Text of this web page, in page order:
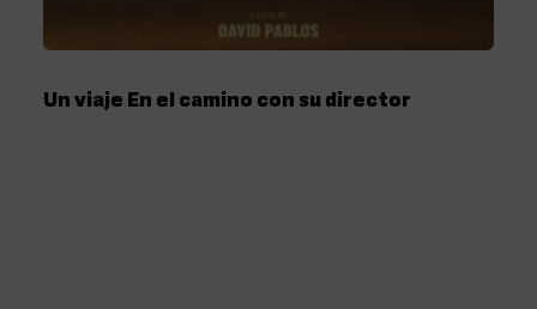
Un viaje En el camino con su director